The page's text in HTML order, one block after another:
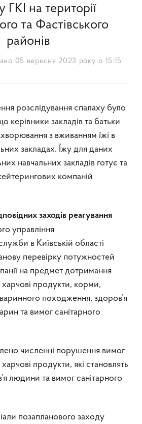
ГКІ на території
та Фастівського
районів
05 вересня 2023 року о 15:15
керівники закладів та батьки
з вживанням їжі в
закладах. Їжу для даних
навчальних закладів готує та
компаній
заходів реагування
управління
в Київській області
перевірку потужностей
на предмет дотримання
продукти, корми,
походження, здоров’я
та вимог санітарного
численні порушення вимог
продукти, які становлять
людини та вимог санітарного
позапланового заходу